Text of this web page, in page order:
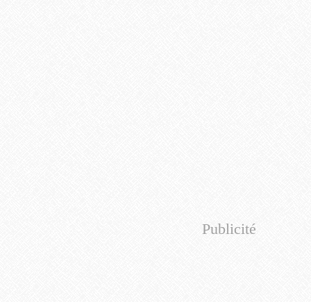
Publicité